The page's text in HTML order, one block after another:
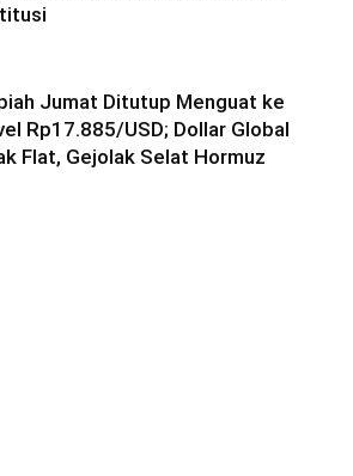
Jumat Ditutup Menguat ke
Rp17.885/USD; Dollar Global
Flat, Gejolak Selat Hormuz